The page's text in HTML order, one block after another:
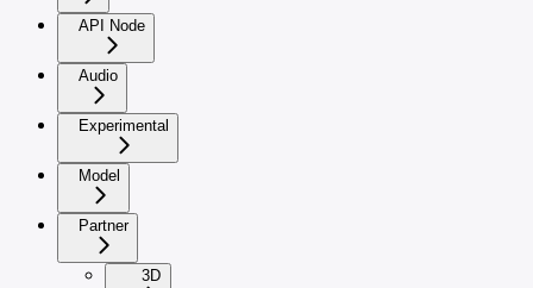
API Node
Audio
Experimental
Model
Partner
3D